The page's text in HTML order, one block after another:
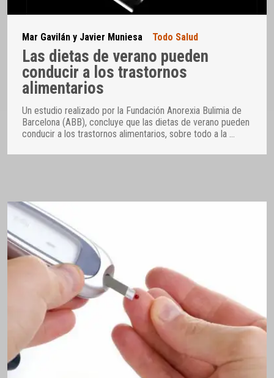
Mar Gavilán y Javier Muniesa Todo Salud
Las dietas de verano pueden
conducir a los trastornos
alimentarios
Un estudio realizado por la Fundación Anorexia Bulimia de
Barcelona (ABB), concluye que las dietas de verano pueden
conducir a los trastornos alimentarios, sobre todo a la …